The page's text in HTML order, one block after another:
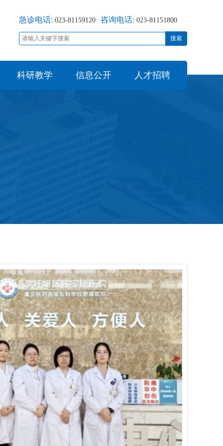
急诊电话: 023-81159120 咨询电话: 023-81151800
搜索
科研教学 信息公开 人才招聘